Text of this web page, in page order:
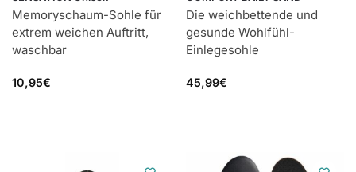
Memoryschaum-Sohle für
extrem weichen Auftritt,
waschbar
10,95€
Die weichbettende und
gesunde Wohlfühl-
Einlegesohle
45,99€